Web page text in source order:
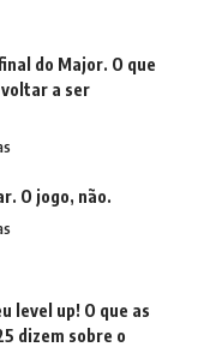
do Major. O que
a ser
O jogo, não.
level up! O que as
dizem sobre o